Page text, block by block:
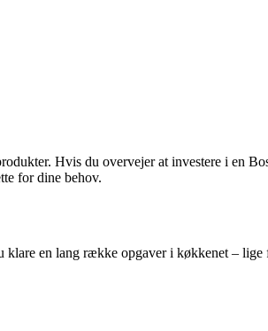
Hvis du overvejer at investere i en
for dine behov.
en lang række opgaver i køkkenet –